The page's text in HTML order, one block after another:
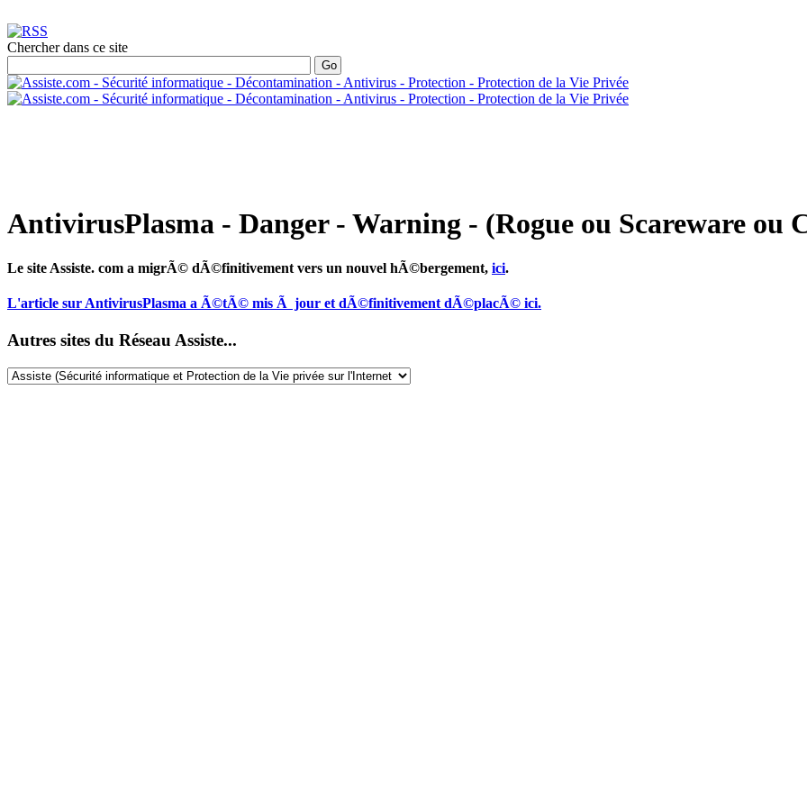
Chercher dans ce site
AntivirusPlasma - Danger - Warning - (Rogue ou Scareware ou
Le site Assiste. com a migrÃ© dÃ©finitivement vers un nouvel hÃ©bergement, ici.
L'article sur AntivirusPlasma a Ã©tÃ© mis Ã jour et dÃ©finitivement dÃ©placÃ© ici.
Autres sites du Réseau Assiste...